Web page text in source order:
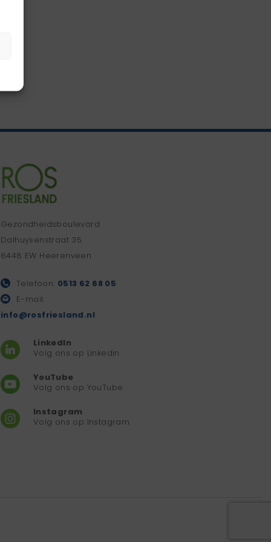
Gezondheidsboulevard
Dalhuysenstraat 35
8448 EW Heerenveen
Telefoon: 0513 62 68 05
E-mail:
info@rosfriesland.nl
LinkedIn
Volg ons op Linkedin
YouTube
Volg ons op YouTube
Instagram
Volg ons op Instagram